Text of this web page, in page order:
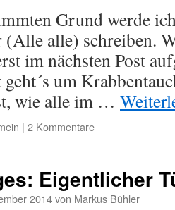
Grund werde
(Alle alle) schreiben.
im nächsten Post
um
wie alle im …
| 2 Kommentare
Eigentlicher
2014von Markus Bühler